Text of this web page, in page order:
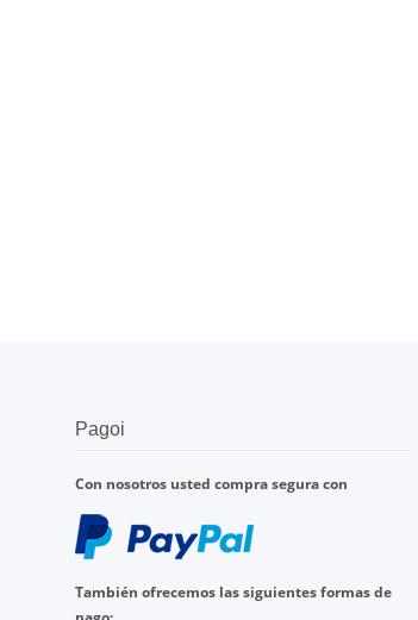
Pagoi
Con nosotros usted comprasegura con
También ofrecemos lassiguientes formas de